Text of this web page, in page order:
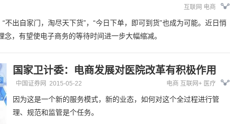
互联网 电商
不出自家门，淘尽天下货”，“今日下单，即可到货”也成为可能。近日悄
念，有望使电子商务的等待时间进一步大幅缩减。
国家卫计委：电商发展对医院改革有积极作用
中国证券网 2015-05-22 电商 互联网+ 医疗
因为这是一个新的服务模式，新的业态，如何对这个全过程进行管
理、规范和监管是个任务。